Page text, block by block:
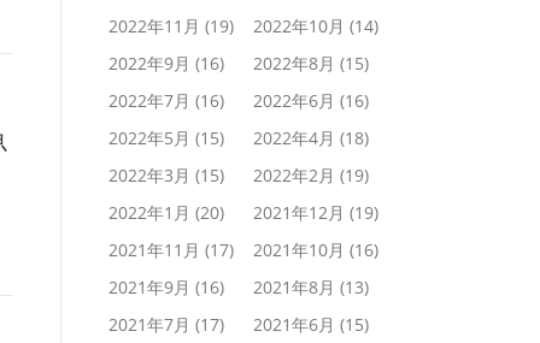
2022年11月 (19) 2022年10月 (14)
2022年9月 (16) 2022年8月 (15)
2022年7月 (16) 2022年6月 (16)
2022年5月 (15) 2022年4月 (18)
2022年3月 (15) 2022年2月 (19)
2022年1月 (20) 2021年12月 (19)
2021年11月 (17) 2021年10月 (16)
2021年9月 (16) 2021年8月 (13)
2021年7月 (17) 2021年6月 (15)